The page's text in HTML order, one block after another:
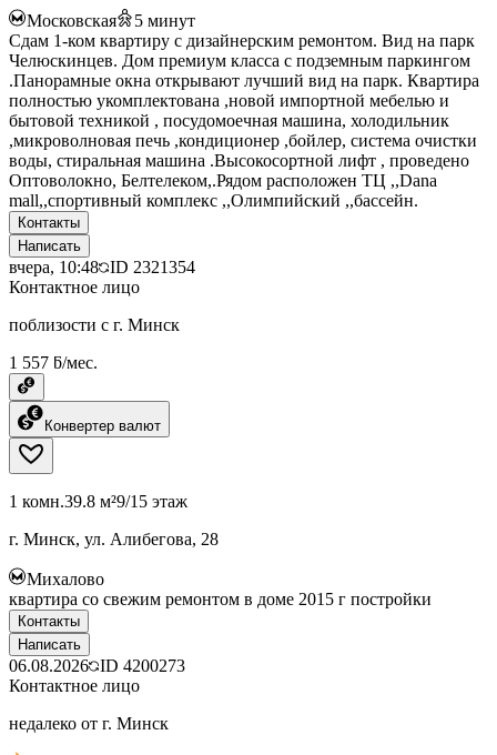
Московская 5 минут
Сдам 1-ком квартиру с дизайнерским ремонтом. Вид на парк
Челюскинцев. Дом премиум класса с подземным паркингом
.Панорамные окна открывают лучший вид на парк. Квартира
полностью укомплектована ,новой импортной мебелью и
бытовой техникой , посудомоечная машина, холодильник
,микроволновая печь ,кондиционер ,бойлер, система очистки
воды, стиральная машина .Высокосортной лифт , проведено
Оптоволокно, Белтелеком,.Рядом расположен ТЦ ,,Dana
mall,,спортивный комплекс ,,Олимпийский ,,бассейн.
Контакты
Написать
вчера, 10:48 ID 2321354
Контактное лицо
поблизости с г. Минск
1 557 ƃ/мес.
Конвертер валют
1 комн.39.8 м²9/15 этаж
г. Минск, ул. Алибегова, 28
Михалово
квартира со свежим ремонтом в доме 2015 г постройки
Контакты
Написать
06.08.2026 ID 4200273
Контактное лицо
недалеко от г. Минск